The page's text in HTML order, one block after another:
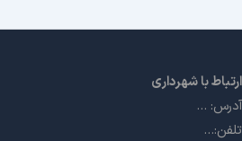
ارتباط با شهرداری
آدرس: ...
تلفن:...